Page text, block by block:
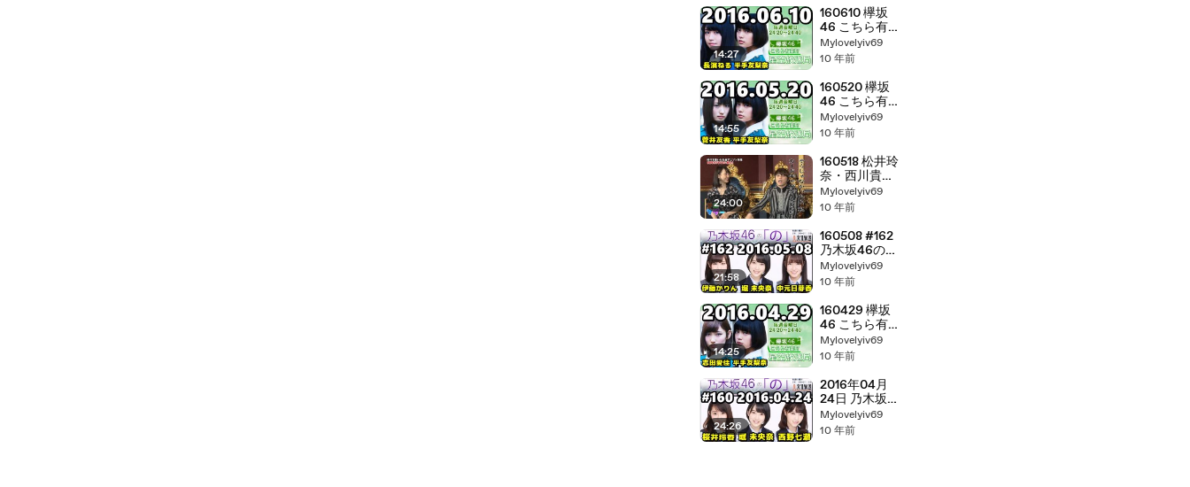
未・松村沙友
理】
14:27
160610 欅坂
46 こちら有楽
町星空放送局
【平手友梨奈・
Mylovelyiv69
10 年前
14:55
160520 欅坂
46 こちら有楽
町星空放送局
【平手友梨奈・
Mylovelyiv69
10 年前
24:00
160518 松井玲
奈・西川貴教
–
AniMaGa（ア
Mylovelyiv69
10 年前
21:58
160508 #162
乃木坂46の
「の」 【堀未央
奈・伊藤かり
香】
Mylovelyiv69
10 年前
14:25
160429 欅坂
46 こちら有楽
町星空放送局
【平手友梨奈・
Mylovelyiv69
10 年前
24:26
2016年04月
24日 乃木坂
46の「の」 【堀未
央奈・西野七
Mylovelyiv69
10 年前